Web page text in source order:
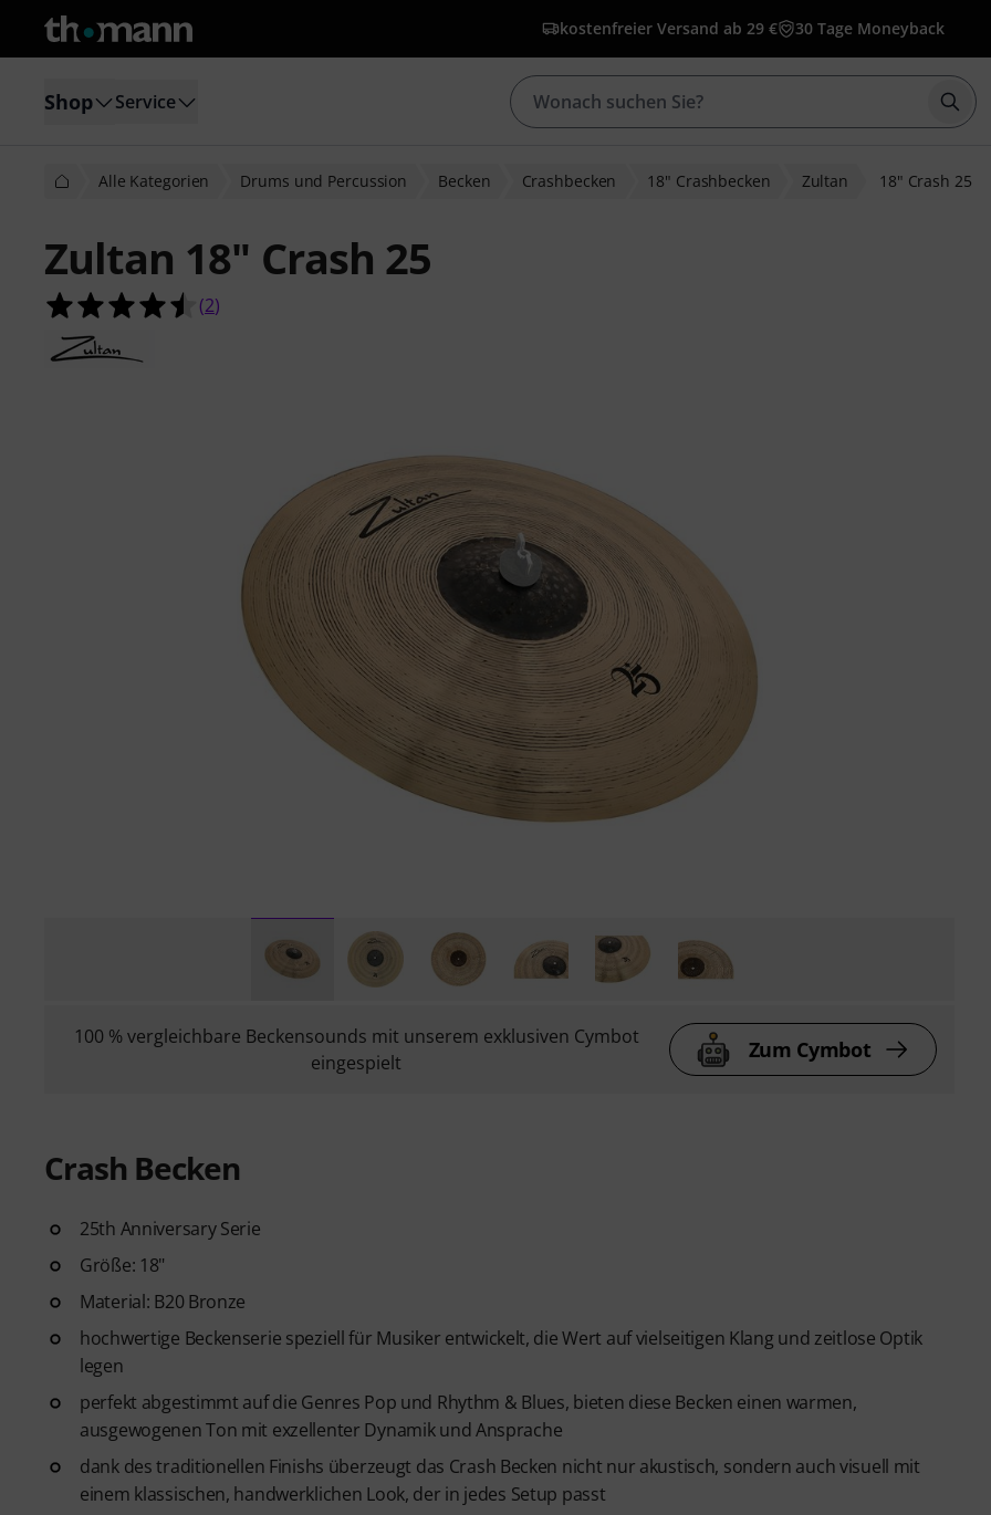
kostenfreier Versand ab 29 € 30 Tage Moneyback
Shop Service
Alle Kategorien Drums und Percussion Becken Crashbecken 18" Crashbecken Zultan 18" Crash 25
Zultan 18" Crash 25
4.5 von 5 Sternen aus 2 Kundenbewertungen
(2)
100 % vergleichbare Beckensounds mit unserem exklusiven Cymbot
eingespielt
Zum Cymbot
Crash Becken
25th Anniversary Serie
Größe: 18"
Material: B20 Bronze
hochwertige Beckenserie speziell für Musiker entwickelt, die Wert auf vielseitigen Klang und zeitlose Optik
legen
perfekt abgestimmt auf die Genres Pop und Rhythm & Blues, bieten diese Becken einen warmen,
ausgewogenen Ton mit exzellenter Dynamik und Ansprache
dank des traditionellen Finishs überzeugt das Crash Becken nicht nur akustisch, sondern auch visuell mit
einem klassischen, handwerklichen Look, der in jedes Setup passt